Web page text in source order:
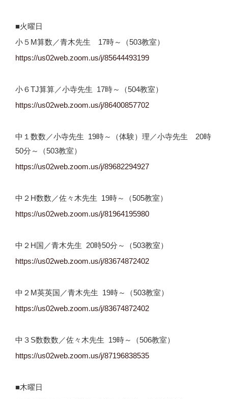
■火曜日
小５M算数／青木先生 17時～（503教室）
https://us02web.zoom.us/j/85644493199
小６TJ算算／小寺先生 17時～（504教室）
https://us02web.zoom.us/j/86400857702
中１数数／小寺先生 19時～（体験）理／小寺先生 20時
50分～（503教室）
https://us02web.zoom.us/j/89682294927
中２H数数／佐々木先生 19時～（505教室）
https://us02web.zoom.us/j/81964195980
中２H国／青木先生 20時50分～（503教室）
https://us02web.zoom.us/j/83674872402
中２M英英国／青木先生 19時～（503教室）
https://us02web.zoom.us/j/83674872402
中３S数数数／佐々木先生 19時～（506教室）
https://us02web.zoom.us/j/87196838535
■木曜日